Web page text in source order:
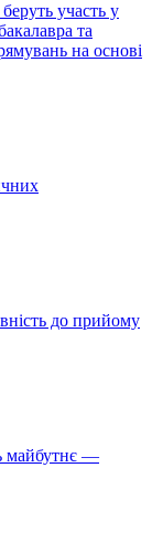
участь у
та
на основі
до прийому
майбутнє —